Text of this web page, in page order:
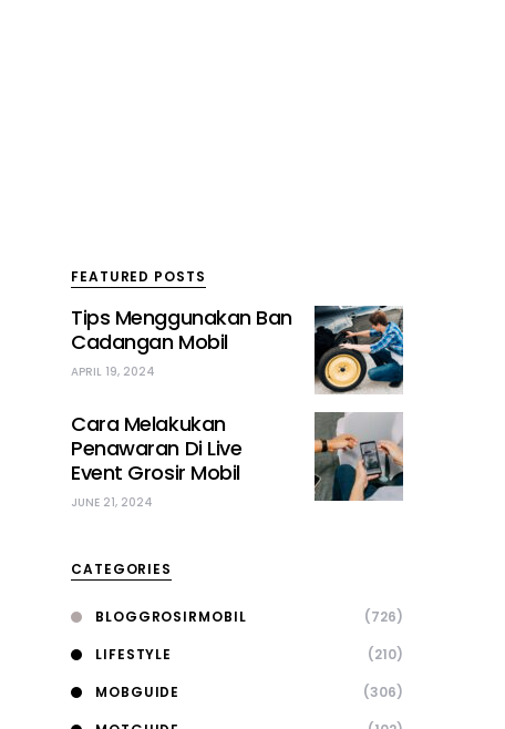
FEATURED POSTS
Tips Menggunakan Ban
Cadangan Mobil
APRIL 19, 2024
Cara Melakukan
Penawaran Di Live
Event Grosir Mobil
JUNE 21, 2024
CATEGORIES
BLOGGROSIRMOBIL
(726)
LIFESTYLE
(210)
MOBGUIDE
(306)